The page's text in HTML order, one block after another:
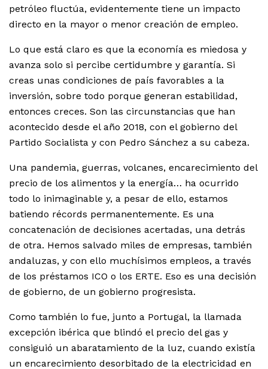
petróleo fluctúa, evidentemente tiene un impacto
directo en la mayor o menor creación de empleo.
Lo que está claro es que la economía es miedosa y
avanza solo si percibe certidumbre y garantía. Si
creas unas condiciones de país favorables a la
inversión, sobre todo porque generan estabilidad,
entonces creces. Son las circunstancias que han
acontecido desde el año 2018, con el gobierno del
Partido Socialista y con Pedro Sánchez a su cabeza.
Una pandemia, guerras, volcanes, encarecimiento del
precio de los alimentos y la energía… ha ocurrido
todo lo inimaginable y, a pesar de ello, estamos
batiendo récords permanentemente. Es una
concatenación de decisiones acertadas, una detrás
de otra. Hemos salvado miles de empresas, también
andaluzas, y con ello muchísimos empleos, a través
de los préstamos ICO o los ERTE. Eso es una decisión
de gobierno, de un gobierno progresista.
Como también lo fue, junto a Portugal, la llamada
excepción ibérica que blindó el precio del gas y
consiguió un abaratamiento de la luz, cuando existía
un encarecimiento desorbitado de la electricidad en